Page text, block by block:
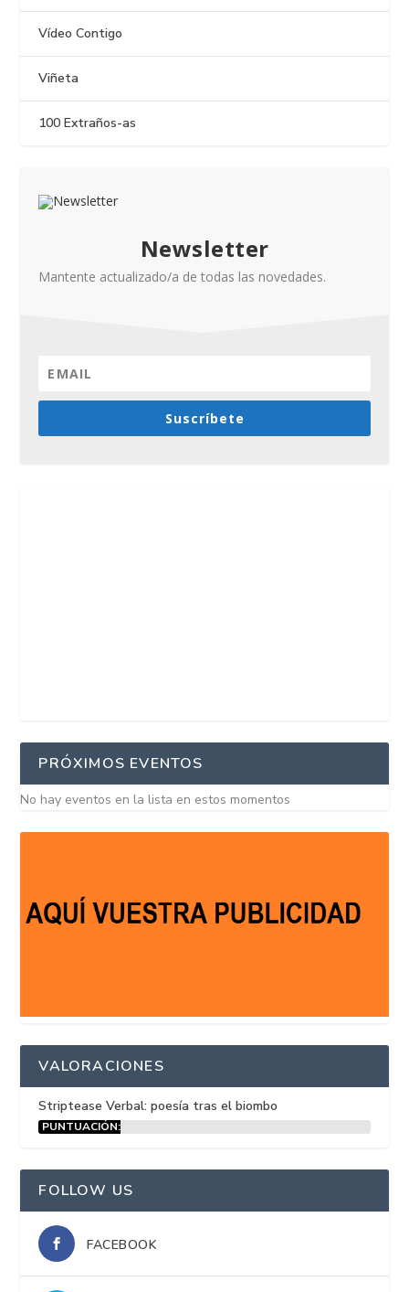
Vídeo Contigo
Viñeta
100 Extraños-as
Newsletter
Mantente actualizado/a de todas las novedades.
Suscríbete
PRÓXIMOS EVENTOS
No hay eventos en la lista en estos momentos
VALORACIONES
Striptease Verbal: poesía tras el biombo
PUNTUACIÓN:
FOLLOW US
FACEBOOK